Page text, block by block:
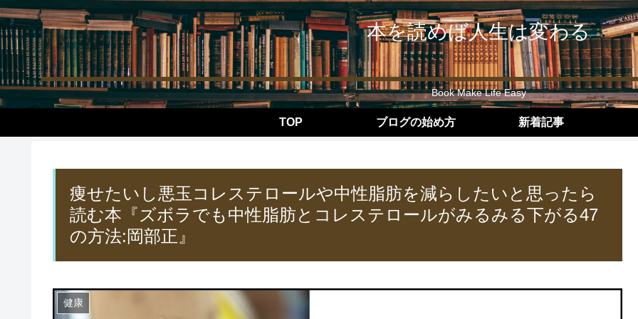
本を読めば人生は変わる
Book Make Life Easy
TOP ブログの始め方 新着記事
痩せたいし悪玉コレステロールや中性脂肪を減らしたいと思ったら
読む本『ズボラでも中性脂肪とコレステロールがみるみる下がる47
の方法:岡部正』
健康